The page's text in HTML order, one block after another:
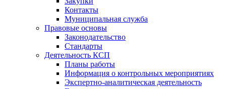
Контакты
Муниципальная служба
Правовые основы
Законодательство
Стандарты
Деятельность КСП
Планы работы
Информация о контрольных мероприятиях
Экспертно-аналитическая деятельность